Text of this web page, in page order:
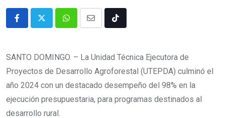
SANTO DOMINGO. – La Unidad Técnica Ejecutora de
Proyectos de Desarrollo Agroforestal (UTEPDA) culminó el
año 2024 con un destacado desempeño del 98% en la
ejecución presupuestaria, para programas destinados al
desarrollo rural.